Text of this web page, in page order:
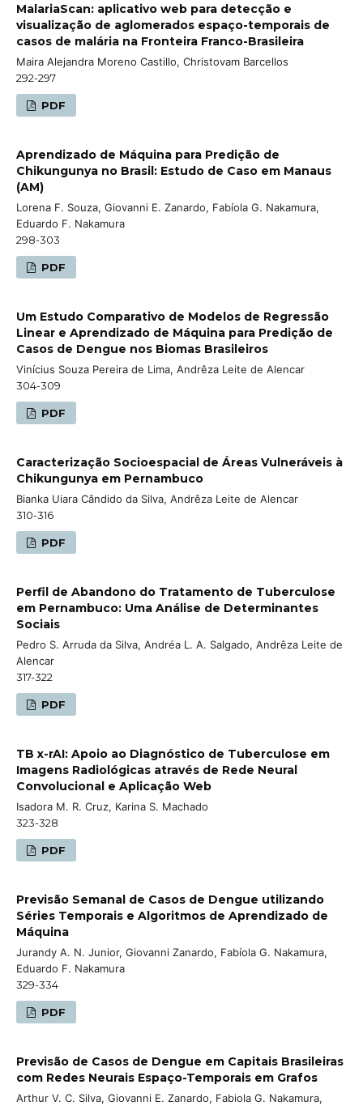
MalariaScan: aplicativo web para detecção e
visualização de aglomerados espaço-temporais de
casos de malária na Fronteira Franco-Brasileira
Maira Alejandra Moreno Castillo, Christovam Barcellos
292-297
PDF
Aprendizado de Máquina para Predição de
Chikungunya no Brasil: Estudo de Caso em Manaus
(AM)
Lorena F. Souza, Giovanni E. Zanardo, Fabíola G. Nakamura,
Eduardo F. Nakamura
298-303
PDF
Um Estudo Comparativo de Modelos de Regressão
Linear e Aprendizado de Máquina para Predição de
Casos de Dengue nos Biomas Brasileiros
Vinícius Souza Pereira de Lima, Andrêza Leite de Alencar
304-309
PDF
Caracterização Socioespacial de Áreas Vulneráveis à
Chikungunya em Pernambuco
Bianka Uiara Cândido da Silva, Andrêza Leite de Alencar
310-316
PDF
Perfil de Abandono do Tratamento de Tuberculose
em Pernambuco: Uma Análise de Determinantes
Sociais
Pedro S. Arruda da Silva, Andréa L. A. Salgado, Andrêza Leite de
Alencar
317-322
PDF
TB x-rAI: Apoio ao Diagnóstico de Tuberculose em
Imagens Radiológicas através de Rede Neural
Convolucional e Aplicação Web
Isadora M. R. Cruz, Karina S. Machado
323-328
PDF
Previsão Semanal de Casos de Dengue utilizando
Séries Temporais e Algoritmos de Aprendizado de
Máquina
Jurandy A. N. Junior, Giovanni Zanardo, Fabíola G. Nakamura,
Eduardo F. Nakamura
329-334
PDF
Previsão de Casos de Dengue em Capitais Brasileiras
com Redes Neurais Espaço-Temporais em Grafos
Arthur V. C. Silva, Giovanni E. Zanardo, Fabiola G. Nakamura,